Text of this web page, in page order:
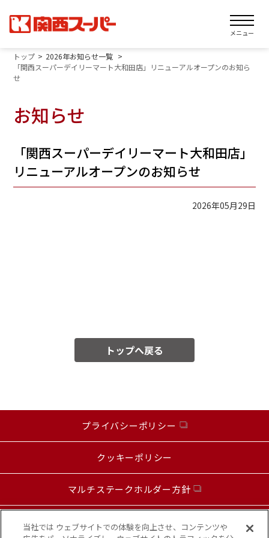
メニュー
トップ
2026年お知らせ一覧
「関西スーパーデイリーマート大和田店」リニューアルオープンのお知ら
せ
お知らせ
「関西スーパーデイリーマート大和田店」
リニューアルオープンのお知らせ
2026年05月29日
トップへ戻る
プライバシーポリシー
クッキーポリシー
マルチステークホルダー方針
お問い合わせ
当社では ウェブサイトでの体験を向上させ、コンテンツや